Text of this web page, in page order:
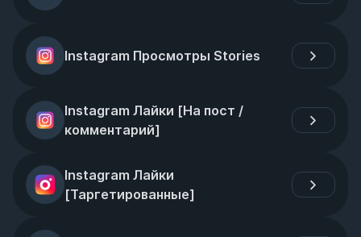
Instagram Просмотры Stories
Instagram Лайки [На пост /
комментарий]
Instagram Лайки
[Таргетированные]